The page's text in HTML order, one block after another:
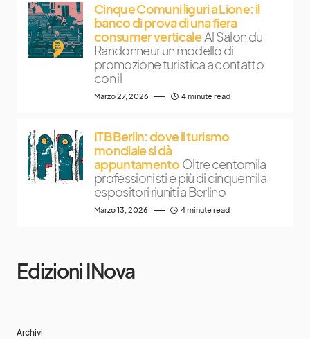
Cinque Comuni liguri a Lione: il
banco di prova di una fiera
consumer verticale Al Salon du
Randonneur un modello di
promozione turistica a contatto
con il
Marzo 27, 2026 4 minute read
ITB Berlin: dove il turismo
mondiale si dà
appuntamento Oltre centomila
professionisti e più di cinquemila
espositori riuniti a Berlino
Marzo 13, 2026 4 minute read
Edizioni INova
Archivi